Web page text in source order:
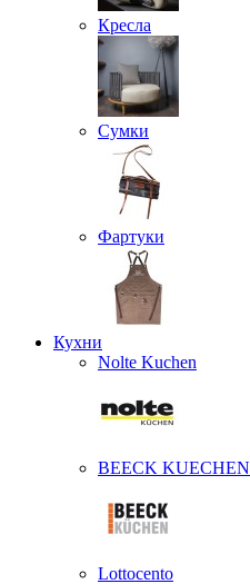
Кресла
Сумки
Фартуки
Кухни
Nolte Kuchen
BEECK KUECHEN
Lottocento